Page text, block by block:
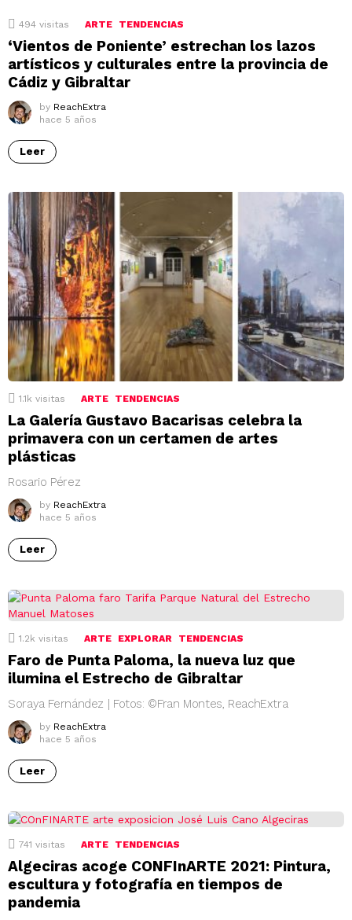
494 visitas ARTE TENDENCIAS
‘Vientos de Poniente’ estrechan los lazos
artísticos y culturales entre la provincia de
Cádiz y Gibraltar
by ReachExtra
hace 5 años
Leer
1.1k visitas ARTE TENDENCIAS
La Galería Gustavo Bacarisas celebra la
primavera con un certamen de artes
plásticas
Rosario Pérez
by ReachExtra
hace 5 años
Leer
1.2k visitas ARTE EXPLORAR TENDENCIAS
Faro de Punta Paloma, la nueva luz que
ilumina el Estrecho de Gibraltar
Soraya Fernández | Fotos: ©Fran Montes, ReachExtra
by ReachExtra
hace 5 años
Leer
741 visitas ARTE TENDENCIAS
Algeciras acoge CONFInARTE 2021: Pintura,
escultura y fotografía en tiempos de
pandemia